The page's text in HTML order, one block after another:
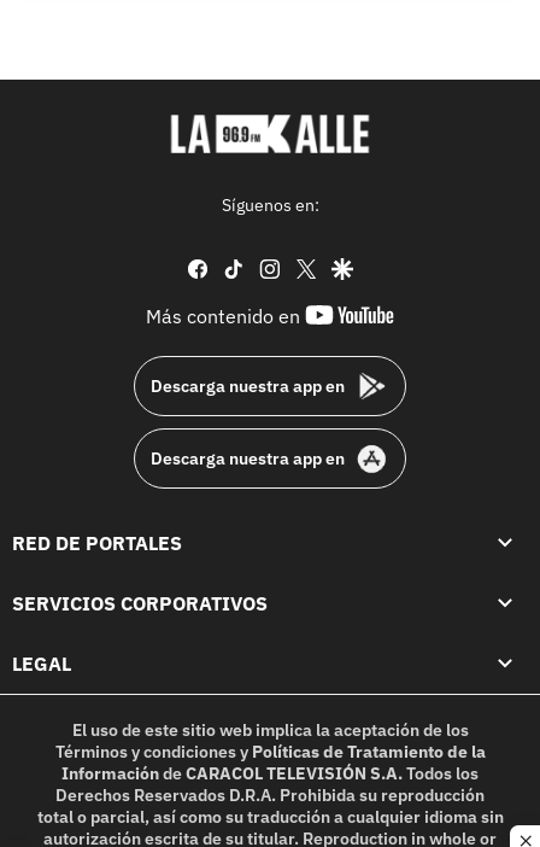
Síguenos en:
facebook
tiktok instagram
twittergoogle
Más contenido en
youtube-
Descarga nuestra app en
Descarga nuestra app en
RED DE PORTALES
SERVICIOS CORPORATIVOS
LEGAL
El uso de este sitio web implica la aceptación de los
Términos y condicionesy Políticas de Tratamiento de la
InformacióndeCARACOL TELEVISIÓN S.A.Todos los
Derechos Reservados D.R.A. Prohibida su reproducción
total o parcial, así como su traducción a cualquier idioma sin
autorización escrita de su titular. Reproduction in whole or